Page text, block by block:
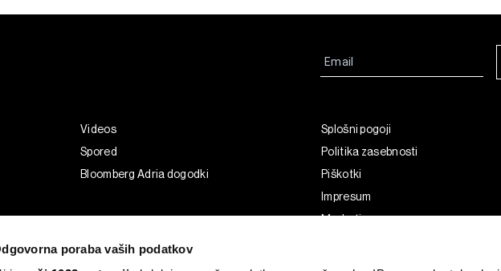
poraba vaših podatkov
Videos
Spored
Bloomberg Adria dogodki
Splošni pogoji
Politika zasebnosti
Piškotki
Impresum
Marketing